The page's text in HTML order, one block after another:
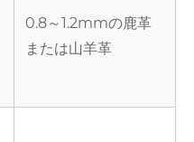
0.8～1.2mmの鹿革
または山羊革